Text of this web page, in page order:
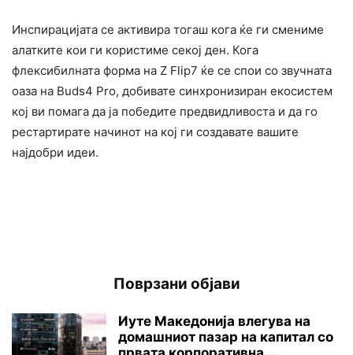
Инспирацијата се активира тогаш кога ќе ги смениме
алатките кои ги користиме секој ден. Кога
флексибилната форма на Z Flip7 ќе се спои со звучната
оаза на Buds4 Pro, добивате синхронизиран екосистем
кој ви помага да ја победите предвидливоста и да го
рестартирате начинот на кој ги создавате вашите
најдобри идеи.
Поврзани објави
Иуте Македонија влегува на
домашниот пазар на капитал со